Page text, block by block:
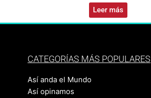
Leer más
CATEGORÍAS MÁS POPULARES
Así anda el Mundo
Así opinamos